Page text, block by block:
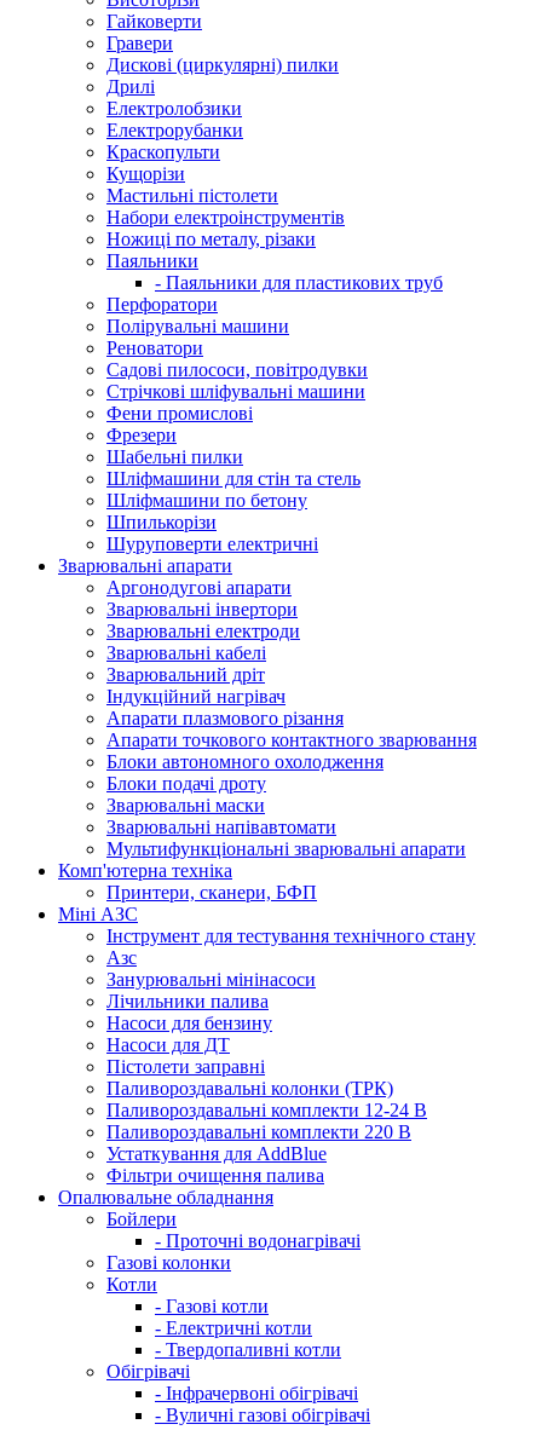
Гайковерти
Гравери
Дискові (циркулярні) пилки
Дрилі
Електролобзики
Електрорубанки
Краскопульти
Кущорізи
Мастильні пістолети
Набори електроінструментів
Ножиці по металу, різаки
Паяльники
- Паяльники для пластикових труб
Перфоратори
Полірувальні машини
Реноватори
Садові пилососи, повітродувки
Стрічкові шліфувальні машини
Фени промислові
Фрезери
Шабельні пилки
Шліфмашини для стін та стель
Шліфмашини по бетону
Шпилькорізи
Шуруповерти електричні
Зварювальні апарати
Аргонодугові апарати
Зварювальні інвертори
Зварювальні електроди
Зварювальні кабелі
Зварювальний дріт
Індукційний нагрівач
Апарати плазмового різання
Апарати точкового контактного зварювання
Блоки автономного охолодження
Блоки подачі дроту
Зварювальні маски
Зварювальні напівавтомати
Мультифункціональні зварювальні апарати
Комп'ютерна техніка
Принтери, сканери, БФП
Міні АЗС
Інструмент для тестування технічного стану
Азс
Занурювальні мінінасоси
Лічильники палива
Насоси для бензину
Насоси для ДТ
Пістолети заправні
Паливороздавальні колонки (ТРК)
Паливороздавальні комплекти 12-24 В
Паливороздавальні комплекти 220 В
Устаткування для AddBlue
Фільтри очищення палива
Опалювальне обладнання
Бойлери
- Проточні водонагрівачі
Газові колонки
Котли
- Газові котли
- Електричні котли
- Твердопаливні котли
Обігрівачі
- Інфрачервоні обігрівачі
- Вуличні газові обігрівачі